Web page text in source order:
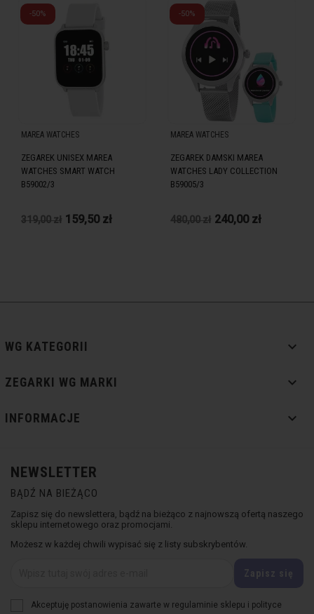
-50%
MAREA WATCHES
ZEGAREK UNISEX MAREA
WATCHES SMART WATCH
B59002/3
319,00 zł 159,50 zł
-50%
MAREA WATCHES
ZEGAREK DAMSKI MAREA
WATCHES LADY COLLECTION
B59005/3
480,00 zł 240,00 zł
WG KATEGORII 
ZEGARKI WG MARKI 
INFORMACJE 
NEWSLETTER
BĄDŹ NA BIEŻĄCO
Zapisz się do newslettera, bądź na bieżąco z najnowszą ofertą naszego
sklepu internetowego oraz promocjami.
Możesz w każdej chwili wypisać się z listy subskrybentów.
Akceptuję postanowienia zawarte w regulaminie sklepu i polityce